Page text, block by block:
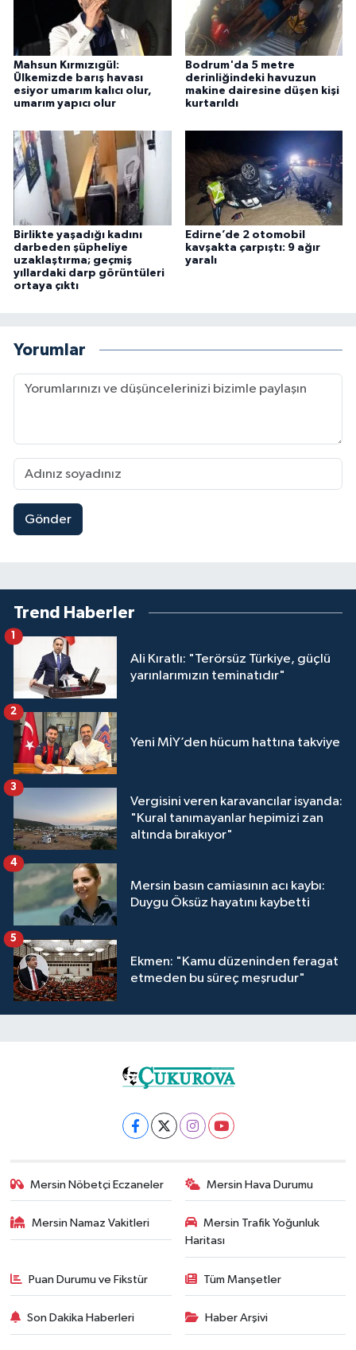
Mahsun Kırmızıgül:
Ülkemizde barış havası
esiyor umarım kalıcı olur,
umarım yapıcı olur
Bodrum'da 5 metre
derinliğindeki havuzun
makine dairesine düşen kişi
kurtarıldı
Birlikte yaşadığı kadını
darbeden şüpheliye
uzaklaştırma; geçmiş
yıllardaki darp görüntüleri
ortaya çıktı
Edirne’de 2 otomobil
kavşakta çarpıştı: 9 ağır
yaralı
Yorumlar
Gönder
Trend Haberler
Ali Kıratlı: "Terörsüz Türkiye, güçlü
yarınlarımızın teminatıdır"
1
Yeni MİY’den hücum hattına takviye
2
Vergisini veren karavancılar isyanda:
"Kural tanımayanlar hepimizi zan
altında bırakıyor"
3
Mersin basın camiasının acı kaybı:
Duygu Öksüz hayatını kaybetti
4
Ekmen: "Kamu düzeninden feragat
etmeden bu süreç meşrudur"
5
Mersin Nöbetçi Eczaneler Mersin Hava Durumu
Mersin Namaz Vakitleri
Mersin Trafik Yoğunluk
Haritası
Puan Durumu ve Fikstür Tüm Manşetler
Son Dakika Haberleri Haber Arşivi